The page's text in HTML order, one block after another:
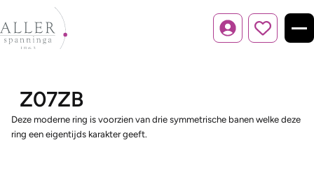
Inloggen
Z07ZB
Deze moderne ring is voorzien van drie symmetrische banen welke deze
ring een eigentijds karakter geeft.